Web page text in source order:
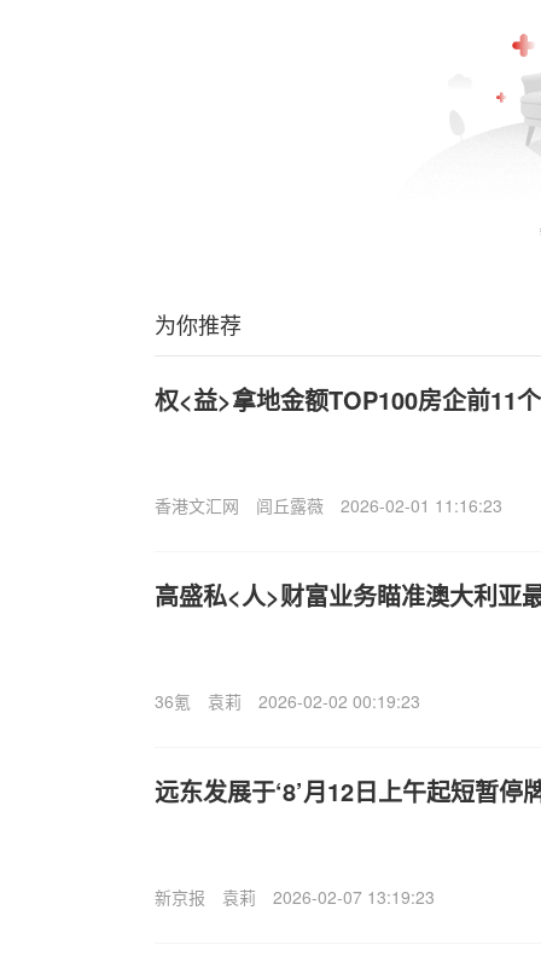
为你推荐
权<益>拿地金额TOP100房企前11
香港文汇网 闾丘露薇 2026-02-01 11:16:23
高盛私<人>财富业务瞄准澳大利亚
36氪 袁莉 2026-02-02 00:19:23
远东发展于‘8’月12日上午起短暂停
新京报 袁莉 2026-02-07 13:19:23